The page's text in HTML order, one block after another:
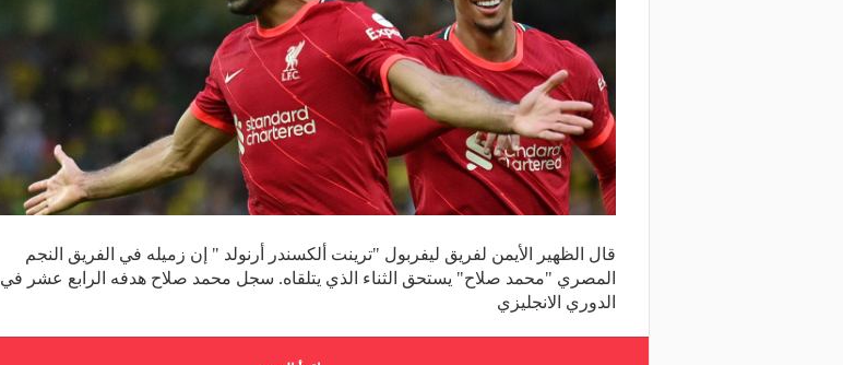
قال الظهير الأيمن لفريق ليفربول "ترينت ألكسندر أرنولد " إن زميله في الفريق النجم
المصري "محمد صلاح" يستحق الثناء الذي يتلقاه. سجل محمد صلاح هدفه الرابع عشر في
الدوري الانجليزي